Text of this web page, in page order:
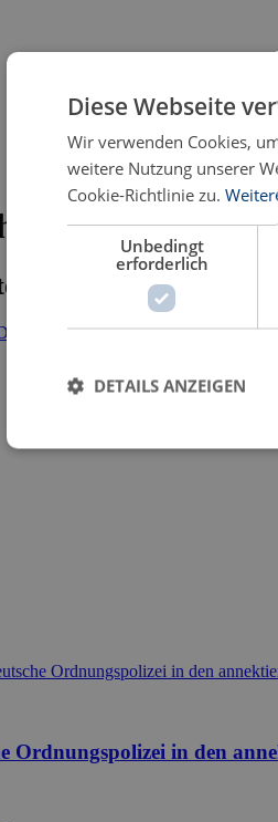
ansteht, kontaktieren Sie
Ordnungspolizei in den
Diese Webseite
Wir verwenden Cookies,
weitere Nutzung unserer
Cookie-Richtlinie zu.
Unbedingt
erforderlich
DETAILS ANZEIGEN